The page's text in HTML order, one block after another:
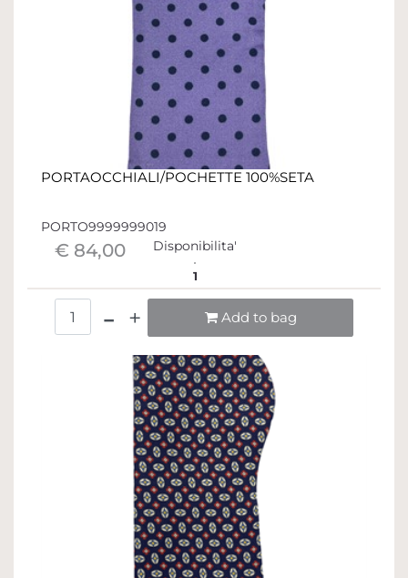
PORTAOCCHIALI/POCHETTE 100%SETA
PORTO9999999019
€ 84,00 Disponibilita'
1
Add to bag